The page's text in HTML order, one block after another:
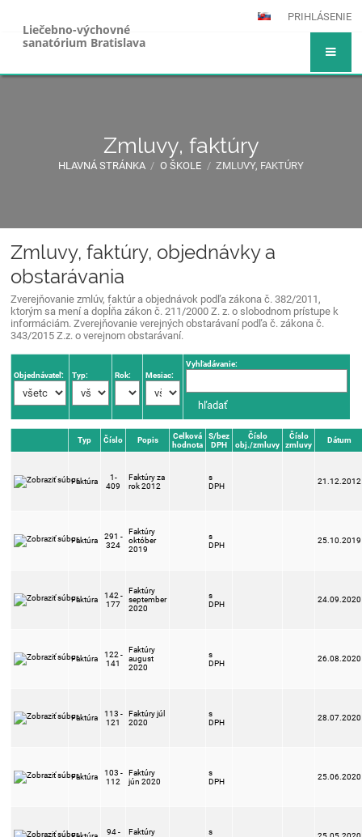
PRIHLÁSENIE
Liečebno-výchovné
sanatórium Bratislava
Zmluvy, faktúry
HLAVNÁ STRÁNKA / O ŠKOLE / ZMLUVY, FAKTÚRY
Zmluvy,
faktúry
Zmluvy, faktúry, objednávky a
obstarávania
Zverejňovanie zmlúv, faktúr a objednávok podľa zákona č. 382/2011,
ktorým sa mení a dopĺňa zákon č. 211/2000 Z. z. o slobodnom prístupe k
informáciám. Zverejňovanie verejných obstarávaní podľa č. zákona č.
343/2015 Z.z. o verejnom obstarávaní.
Objednávateľ: Typ: Rok: Mesiac:
Vyhľadávanie:
Typ Číslo Popis
Celková
hodnota
S/bez
DPH
Číslo
obj./zmluvy
Číslo
zmluvy
Dátum
Faktúra
1-
409
Faktúry za
rok 2012
s
DPH
21.12.2012
Faktúra
291 -
324
Faktúry
október
2019
s
DPH
25.10.2019
Faktúra
142 -
177
Faktúry
september
2020
s
DPH
24.09.2020
Faktúra
122 -
141
Faktúry
august
2020
s
DPH
26.08.2020
Faktúra
113 -
121
Faktúry júl
2020
s
DPH
28.07.2020
Faktúra
103 -
112
Faktúry
jún 2020
s
DPH
25.06.2020
94 -
Faktúry
s